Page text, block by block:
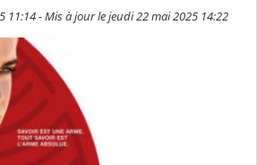
11:14 - Mis à jour le jeudi 22 mai 2025 14:22